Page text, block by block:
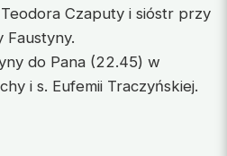
Czaputy i sióstr przy
Faustyny.
do Pana (22.45) w
i s. Eufemii Traczyńskiej.